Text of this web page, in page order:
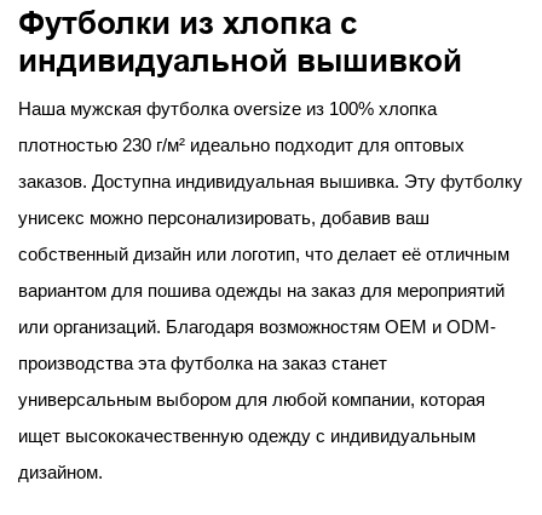
Футболки из хлопка с
индивидуальной вышивкой
Наша мужская футболка oversize из 100% хлопка
плотностью 230 г/м² идеально подходит для оптовых
заказов. Доступна индивидуальная вышивка. Эту футболку
унисекс можно персонализировать, добавив ваш
собственный дизайн или логотип, что делает её отличным
вариантом для пошива одежды на заказ для мероприятий
или организаций. Благодаря возможностям OEM и ODM-
производства эта футболка на заказ станет
универсальным выбором для любой компании, которая
ищет высококачественную одежду с индивидуальным
дизайном.